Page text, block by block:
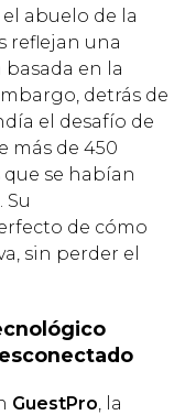
abuelo de la
reflejan una
en la
detrás de
el desafío de
más de 450
se habían
Su
de cómo
sin perder el
GuestPro, la